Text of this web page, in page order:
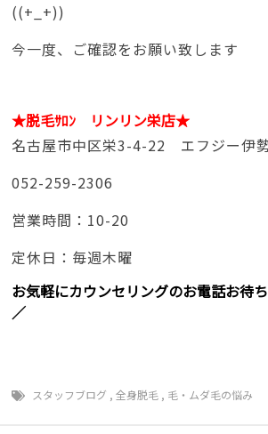
((+_+))
今一度、ご確認をお願い致します
★脱毛ｻﾛﾝ リンリン栄店★
名古屋市中区栄3-4-22 エフジー伊
052-259-2306
営業時間：10-20
定休日：毎週木曜
お気軽にカウンセリングのお電話お待
／
スタッフブログ ,全身脱毛 , 毛・ムダ毛の悩み